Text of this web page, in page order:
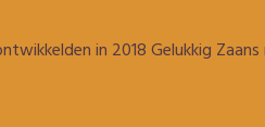
in 2018 Gelukkig